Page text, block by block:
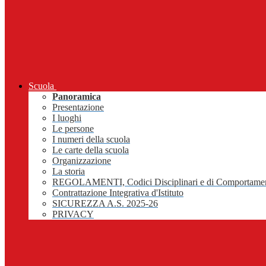
Scuola
Panoramica
Presentazione
I luoghi
Le persone
I numeri della scuola
Le carte della scuola
Organizzazione
La storia
REGOLAMENTI, Codici Disciplinari e di
Contrattazione Integrativa d'Istituto
SICUREZZA A.S. 2025-26
PRIVACY